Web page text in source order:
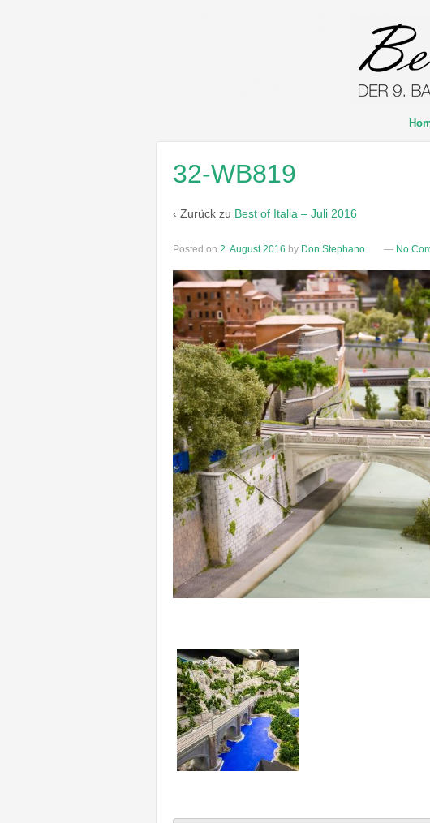
32-WB819
‹ Zurück zu Best of Italia – Juli 2016
Posted on 2. August 2016 by Don Stephano — No